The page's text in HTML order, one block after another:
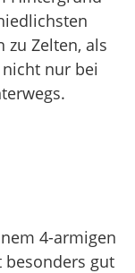
zu Zelten, als
nur bei
4-armigen
besonders gut